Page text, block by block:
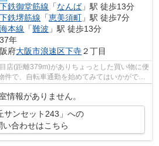
鉄御堂筋線 「なんば」駅 徒歩13分
鉄堺筋線 「恵美須町 」駅 徒歩7分
本線 「難波 」駅 徒歩13分
年
府大阪市浪速区下寺２丁目
店(距離379m)がありちょっとした買い物に便
で、自転車通勤を始めてみてはいかがでし
きるク...
情報がありません。
サンセット243」への
い合わせはこちら